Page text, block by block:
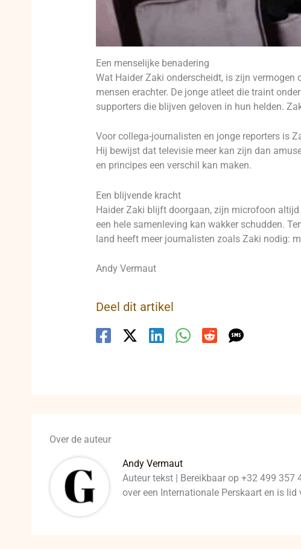
Een menselijke benadering
Wat Haider Zaki onderscheidt, is zijn
mensen erachter. De jonge atleet die traint
supporters die blijven geloven in hun helden.
Voor collega-journalisten en jonge reporters is
Hij bewijst dat televisie meer kan zijn dan
en principes een verschil kan maken.
Een blijvende kracht
Haider Zaki blijft doorgaan, zijn microfoon altijd
een hele samenleving kan wakker schudden.
land heeft meer journalisten zoals Zaki nodig:
Andy Vermaut
Deel dit artikel
Over de auteur
Andy Vermaut
Auteur tekst | Bereikbaar op +32 499
over een Internationale Perskaart en is